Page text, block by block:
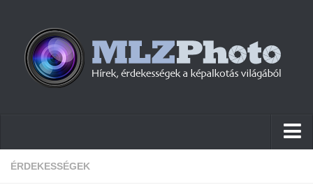
Hírek
ÉRDEKESSÉGEK